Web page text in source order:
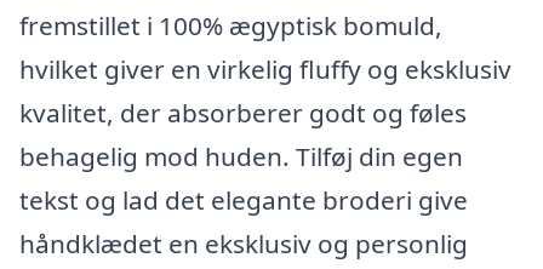
fremstillet i 100% ægyptisk bomuld,
hvilket giver en virkelig fluffy og eksklusiv
kvalitet, der absorberer godt og føles
behagelig mod huden. Tilføj din egen
tekst og lad det elegante broderi give
håndklædet en eksklusiv og personlig